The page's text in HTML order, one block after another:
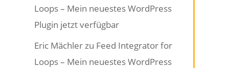
Loops – Mein neuestes WordPress
Plugin jetzt verfügbar
Eric Mächlerzu Feed Integrator for
Loops – Mein neuestes WordPress